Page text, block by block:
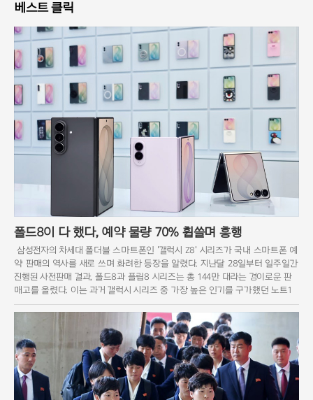
베스트 클릭
폴드8이 다 했다, 예약 물량 70% 휩쓸며 흥행
삼성전자의 차세대 폴더블 스마트폰인 '갤럭시 Z8' 시리즈가 국내 스마트폰 예
약 판매의 역사를 새로 쓰며 화려한 등장을 알렸다. 지난달 28일부터 일주일간
진행된 사전판매 결과, 폴드8과 플립8 시리즈는 총 144만 대라는 경이로운 판
매고를 올렸다. 이는 과거 갤럭시 시리즈 중 가장 높은 인기를 구가했던 노트1